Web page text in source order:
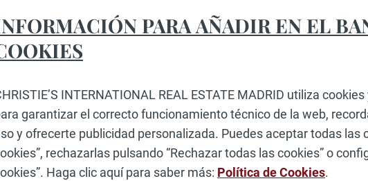
PARA AÑADIR EN EL
INTERNATIONAL REAL ESTATE MADRID utiliza
garantizar el correcto funcionamiento técnico de la web,
y ofrecerte publicidad personalizada. Puedes aceptar todas las
rechazarlas pulsando “Rechazar todas las cookies” o
Haga clic aquí para saber más: Política de Cookies.